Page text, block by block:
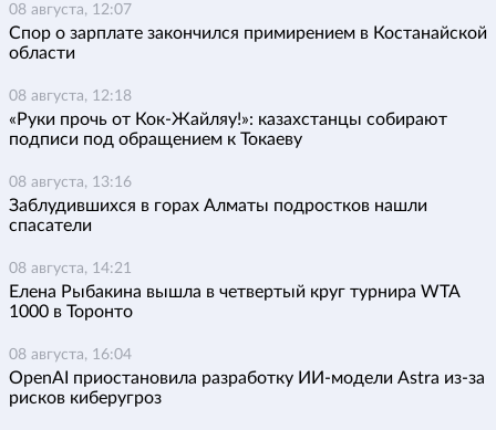
08 августа, 12:07
Спор о зарплате закончился примирением в Костанайской
области
08 августа, 12:18
«Руки прочь от Кок-Жайляу!»: казахстанцы собирают
подписи под обращением к Токаеву
08 августа, 13:16
Заблудившихся в горах Алматы подростков нашли
спасатели
08 августа, 14:21
Елена Рыбакина вышла в четвертый круг турнира WTA
1000 в Торонто
08 августа, 16:04
OpenAI приостановила разработку ИИ-модели Astra из-за
рисков киберугроз